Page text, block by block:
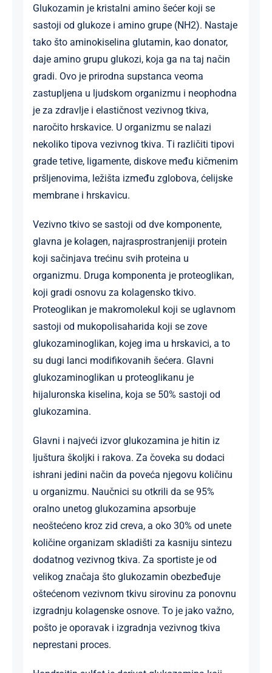
Glukozamin je kristalni amino šećer koji se
sastoji od glukoze i amino grupe (NH2). Nastaje
tako što aminokiselina glutamin, kao donator,
daje amino grupu glukozi, koja ga na taj način
gradi. Ovo je prirodna supstanca veoma
zastupljena u ljudskom organizmu i neophodna
je za zdravlje i elastičnost vezivnog tkiva,
naročito hrskavice. U organizmu se nalazi
nekoliko tipova vezivnog tkiva. Ti različiti tipovi
grade tetive, ligamente, diskove među kičmenim
pršljenovima, ležišta između zglobova, ćelijske
membrane i hrskavicu.
Vezivno tkivo se sastoji od dve komponente,
glavna je kolagen, najrasprostranjeniji protein
koji sačinjava trećinu svih proteina u
organizmu. Druga komponenta je proteoglikan,
koji gradi osnovu za kolagensko tkivo.
Proteoglikan je makromolekul koji se uglavnom
sastoji od mukopolisaharida koji se zove
glukozaminoglikan, kojeg ima u hrskavici, a to
su dugi lanci modifikovanih šećera. Glavni
glukozaminoglikan u proteoglikanu je
hijaluronska kiselina, koja se 50% sastoji od
glukozamina.
Glavni i najveći izvor glukozamina je hitin iz
ljuštura školjki i rakova. Za čoveka su dodaci
ishrani jedini način da poveća njegovu količinu
u organizmu. Naučnici su otkrili da se 95%
oralno unetog glukozamina apsorbuje
neoštećeno kroz zid creva, a oko 30% od unete
količine organizam skladišti za kasniju sintezu
dodatnog vezivnog tkiva. Za sportiste je od
velikog značaja što glukozamin obezbeđuje
oštećenom vezivnom tkivu sirovinu za ponovnu
izgradnju kolagenske osnove. To je jako važno,
pošto je oporavak i izgradnja vezivnog tkiva
neprestani proces.